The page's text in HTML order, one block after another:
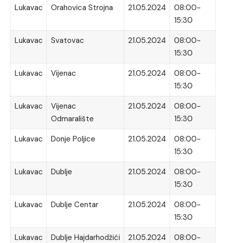
Lukavac
Orahovica Strojna 21.05.2024
08:00-
15:30
Lukavac
Svatovac 21.05.2024
08:00-
15:30
Lukavac
Vijenac 21.05.2024
08:00-
15:30
Lukavac
Vijenac
Odmaralište
21.05.2024
08:00-
15:30
Lukavac
Donje Poljice 21.05.2024
08:00-
15:30
Lukavac
Dublje 21.05.2024
08:00-
15:30
Lukavac
Dublje Centar 21.05.2024
08:00-
15:30
Lukavac
Dublje Hajdarhodžići 21.05.2024
08:00-